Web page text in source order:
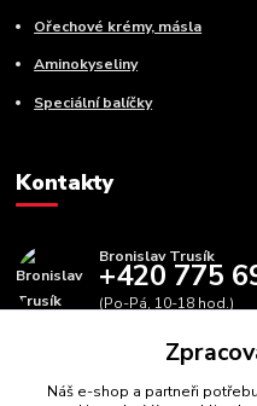
Ořechové krémy, másla
Aminokyseliny
Speciální balíčky
Kontakty
Bronislav Trusík
+420 775
(Po-Pá, 10-18 hod.)
info@bbfitness.cz
Náš e-shop a partneři